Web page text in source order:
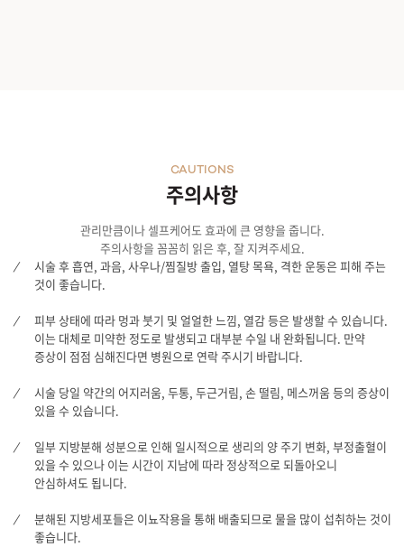
주의사항
CAUTIONS
관리만큼이나 셀프케어도 효과에 큰 영향을 줍니다.
주의사항을 꼼꼼히 읽은 후, 잘 지켜주세요.
시술 후 흡연, 과음, 사우나/찜질방 출입, 열탕 목욕, 격한 운동은 피해 주는
것이 좋습니다.
피부 상태에 따라 멍과 붓기 및 얼얼한 느낌, 열감 등은 발생할 수 있습니다.
이는 대체로 미약한 정도로 발생되고 대부분 수일 내 완화됩니다. 만약
증상이 점점 심해진다면 병원으로 연락 주시기 바랍니다.
시술 당일 약간의 어지러움, 두통, 두근거림, 손 떨림, 메스꺼움 등의 증상이
있을 수 있습니다.
일부 지방분해 성분으로 인해 일시적으로 생리의 양 주기 변화, 부정출혈이
있을 수 있으나 이는 시간이 지남에 따라 정상적으로 되돌아오니
안심하셔도 됩니다.
분해된 지방세포들은 이뇨작용을 통해 배출되므로 물을 많이 섭취하는 것이
좋습니다.